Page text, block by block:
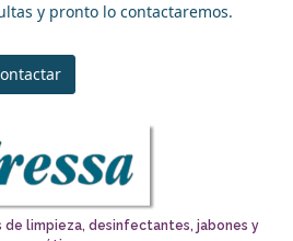
y pronto lo contactaremos.
de limpieza, desinfectantes, jabones y